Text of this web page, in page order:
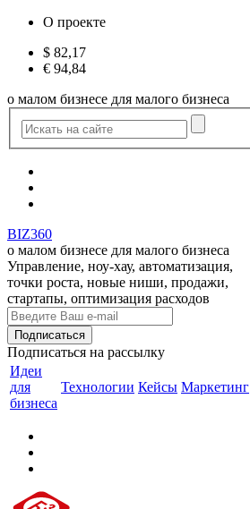
О проекте
$ 82,17
€ 94,84
о малом бизнесе для малого бизнеса
BIZ360
о малом бизнесе для малого бизнеса
Управление, ноу-хау, автоматизация,
точки роста, новые ниши, продажи,
стартапы, оптимизация расходов
Подписаться на рассылку
Идеи
для
бизнеса
Технологии Кейсы Маркетинг